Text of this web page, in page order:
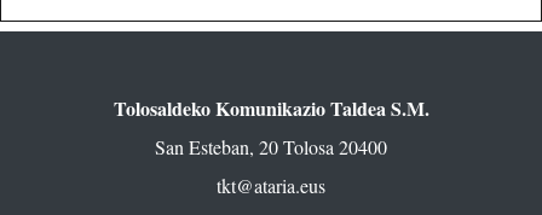
Tolosaldeko Komunikazio Taldea S.M.
San Esteban, 20 Tolosa 20400
tkt@ataria.eus